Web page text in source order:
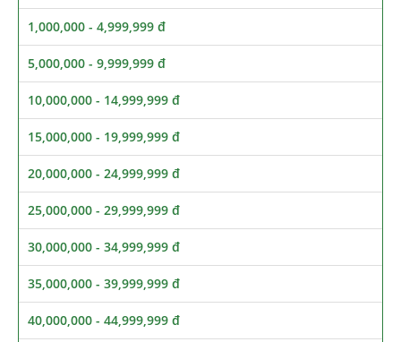
1,000,000 - 4,999,999 đ
5,000,000 - 9,999,999 đ
10,000,000 - 14,999,999 đ
15,000,000 - 19,999,999 đ
20,000,000 - 24,999,999 đ
25,000,000 - 29,999,999 đ
30,000,000 - 34,999,999 đ
35,000,000 - 39,999,999 đ
40,000,000 - 44,999,999 đ